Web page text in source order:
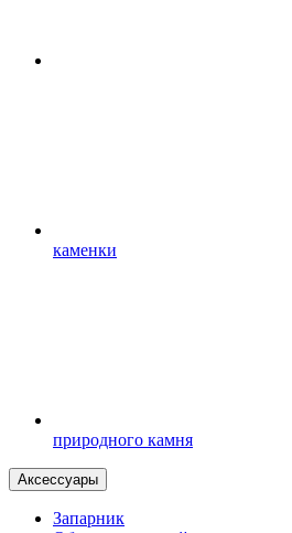
каменки
природного камня
Аксессуары
Запарник